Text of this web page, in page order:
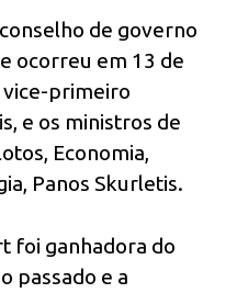
de governo
ocorreu em 13 de
vice-primeiro
e os ministros de
Economia,
Panos Skurletis.
foi ganhadora do
passado e a